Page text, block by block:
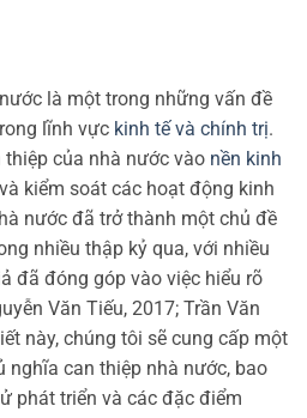
là một trong những vấn đề
lĩnh vực kinh tế và chính trị.
của nhà nước vào nền kinh
kiểm soát các hoạt động kinh
nước đã trở thành một chủ đề
nhiều thập kỷ qua, với nhiều
đã đóng góp vào việc hiểu rõ
Văn Tiếu, 2017; Trần Văn
này, chúng tôi sẽ cung cấp một
nghĩa can thiệp nhà nước, bao
phát triển và các đặc điểm